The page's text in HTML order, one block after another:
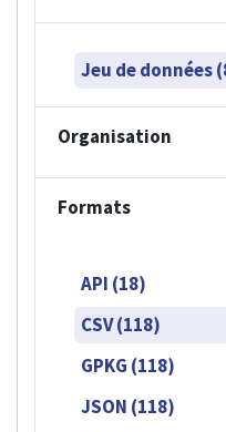
Jeu de données
Organisation
Formats
API (18)
CSV (118)
GPKG (118)
JSON (118)